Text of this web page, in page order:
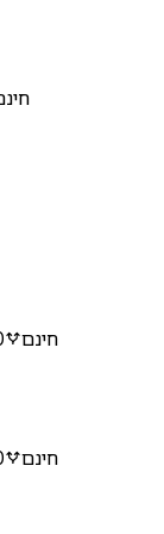
חינם
חינם